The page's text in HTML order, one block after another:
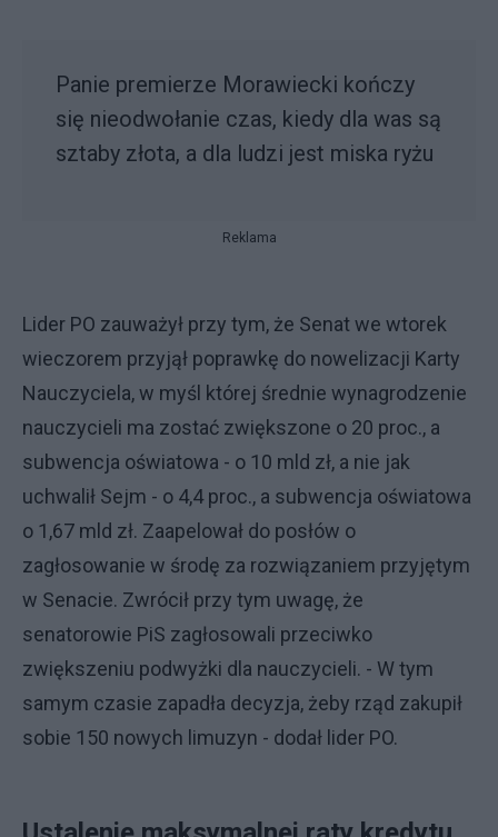
Panie premierze Morawiecki kończy
się nieodwołanie czas, kiedy dla was są
sztaby złota, a dla ludzi jest miska ryżu
Reklama
Lider PO zauważył przy tym, że Senat we wtorek
wieczorem przyjął poprawkę do nowelizacji Karty
Nauczyciela, w myśl której średnie wynagrodzenie
nauczycieli ma zostać zwiększone o 20 proc., a
subwencja oświatowa - o 10 mld zł, a nie jak
uchwalił Sejm - o 4,4 proc., a subwencja oświatowa
o 1,67 mld zł. Zaapelował do posłów o
zagłosowanie w środę za rozwiązaniem przyjętym
w Senacie. Zwrócił przy tym uwagę, że
senatorowie PiS zagłosowali przeciwko
zwiększeniu podwyżki dla nauczycieli. - W tym
samym czasie zapadła decyzja, żeby rząd zakupił
sobie 150 nowych limuzyn - dodał lider PO.